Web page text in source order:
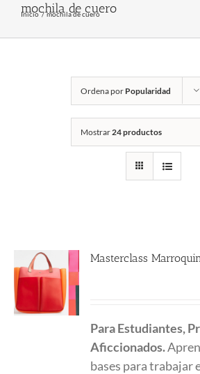
mochila de cuero
Inicio mochila de cuero
Ordena por Popularidad
Mostrar24 productos
Masterclass
Para Estudiantes,
Aficcionados.
bases para trabajar